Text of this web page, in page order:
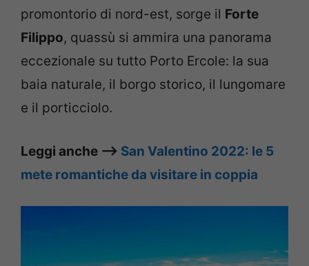
promontorio di nord-est, sorge il Forte
Filippo, quassù si ammira una panorama
eccezionale su tutto Porto Ercole: la sua
baia naturale, il borgo storico, il lungomare
e il porticciolo.
Leggi anche –> San Valentino 2022: le 5
mete romantiche da visitare in coppia